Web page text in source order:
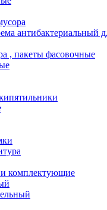
антибактериальный
, пакеты фасовочные
и комплектующие